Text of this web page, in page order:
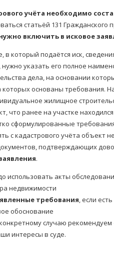
учёта необходимо
статьёй 131 Гражданского
включить в исковое
в который подаётся иск,
указать его полное
дела, на основании
основаны требования.
жилищное
что ранее на участке
сформулированные
с кадастрового учёта объект
подтверждающих
.
использовать акты
недвижимости
требования, если
обоснование
случаю
интересы в суде.